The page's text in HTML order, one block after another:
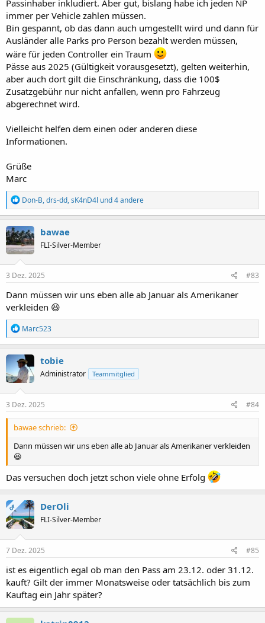
Passinhaber inkludiert. Aber gut, bislang habe ich jeden NP
immer per Vehicle zahlen müssen.
Bin gespannt, ob das dann auch umgestellt wird und dann für
Ausländer alle Parks pro Person bezahlt werden müssen,
wäre für jeden Controller ein Traum
Pässe aus 2025 (Gültigkeit vorausgesetzt), gelten weiterhin,
aber auch dort gilt die Einschränkung, dass die 100$
Zusatzgebühr nur nicht anfallen, wenn pro Fahrzeug
abgerechnet wird.
Vielleicht helfen dem einen oder anderen diese
Informationen.
Grüße
Marc
R
e
a
k
t
i
o
n
e
:
Don-B,drs-dd,sK4nD4l und 4 andere
bawae
FLI-Silver-Member
3 Dez. 2025 #83
Dann müssen wir uns eben alle ab Januar als Amerikaner
verkleiden 😆
R
e
a
k
t
i
o
n
e
Marc523
tobie
Administrator Teammitglied
3 Dez. 2025 #84
bawae schrieb:
Dann müssen wir uns eben alle ab Januar als Amerikaner verkleiden
😆
Das versuchen doch jetzt schon viele ohne Erfolg
OP DerOli
FLI-Silver-Member
7 Dez. 2025 #85
ist es eigentlich egal ob man den Pass am 23.12. oder 31.12.
kauft? Gilt der immer Monatsweise oder tatsächlich bis zum
Kauftag ein Jahr später?